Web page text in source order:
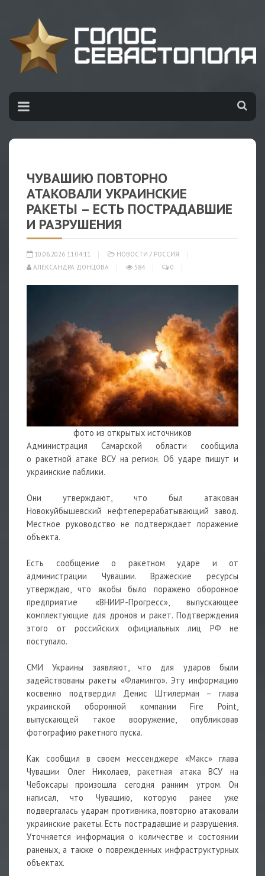
ЧУВАШИЮ ПОВТОРНО
АТАКОВАЛИ УКРАИНСКИЕ
РАКЕТЫ – ЕСТЬ ПОСТРАДАВШИЕ
И РАЗРУШЕНИЯ
10.06.2026 11:04:11 НОВОСТИ / РОССИЯ
АЛЕКСАНДРА ДОНЦОВА
584 0
фото из открытых источников
Администрация Самарской области сообщила
о ракетной атаке ВСУ на регион. Об ударе пишут и
украинские паблики.
Они утверждают, что был атакован
Новокуйбышевский нефтеперерабатывающий завод.
Местное руководство не подтверждает поражение
объекта.
Есть сообщение о ракетном ударе и от
администрации Чувашии. Вражеские ресурсы
утверждаю, что якобы было поражено оборонное
предприятие «ВНИИР-Прогресс», выпускающее
комплектующие для дронов и ракет. Подтверждения
этого от российских официальных лиц РФ не
поступало.
СМИ Украины заявляют, что для ударов были
задействованы ракеты «Фламинго». Эту информацию
косвенно подтвердил Денис Штилерман – глава
украинской оборонной компании Fire Point,
выпускающей такое вооружение, опубликовав
фотографию ракетного пуска.
Как сообщил в своем мессенджере «Макс» глава
Чувашии Олег Николаев, ракетная атака ВСУ на
Чебоксары произошла сегодня ранним утром. Он
написал, что Чувашию, которую ранее уже
подвергалась ударам противника, повторно атаковали
украинские ракеты. Есть пострадавшие и разрушения.
Уточняется информация о количестве и состоянии
раненых, а также о поврежденных инфраструктурных
объектах.